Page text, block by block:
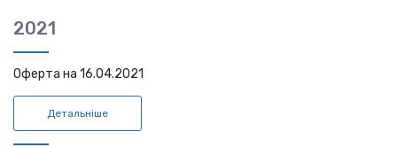
2021
Оферта на 16.04.2021
Детальніше